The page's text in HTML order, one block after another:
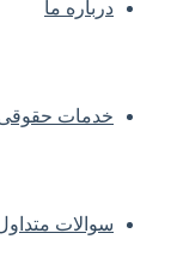
درباره ما
خدمات
سوالات